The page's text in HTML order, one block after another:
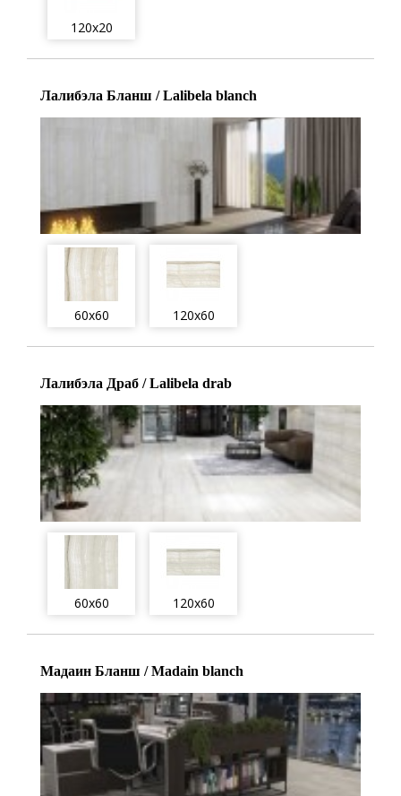
120x20
Лалибэла Бланш / Lalibela blanch
60x60 120x60
Лалибэла Драб / Lalibela drab
60x60 120x60
Мадаин Бланш / Madain blanch